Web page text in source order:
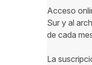
Acceso
Sur y al
de cada
La